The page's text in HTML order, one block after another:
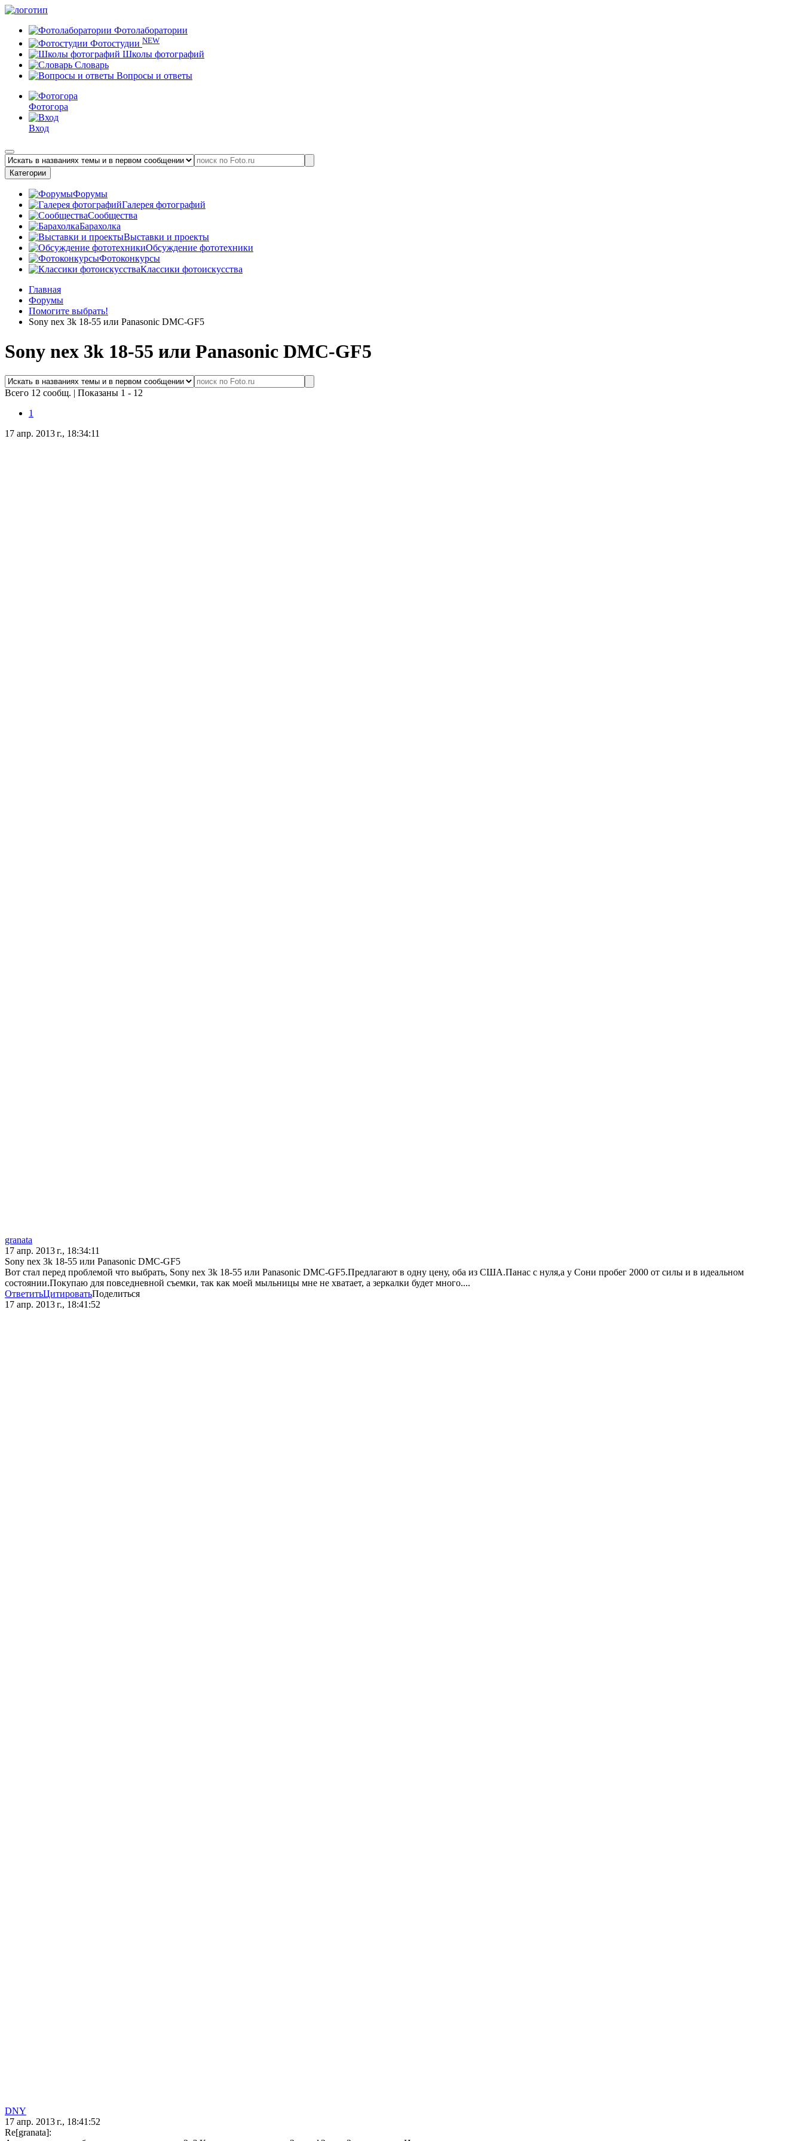
Фотолаборатории
Фотостудии NEW
Школы фотографий
Словарь
Вопросы и ответы
Фотогора
Вход
Категории
Форумы
Галерея фотографий
Сообщества
Барахолка
Выставки и проекты
Обсуждение фототехники
Фотоконкурсы
Классики фотоискусства
Главная
Форумы
Помогите выбрать!
Sony nex 3k 18-55 или Panasonic DMC-GF5
Sony nex 3k 18-55 или Panasonic DMC-GF5
Всего 12 сообщ. | Показаны 1 - 12
1
17 апр. 2013 г., 18:34:11
granata
17 апр. 2013 г., 18:34:11
Sony nex 3k 18-55 или Panasonic DMC-GF5
Вот стал перед проблемой что выбрать, Sony nex 3k 18-55 или Panasonic DMC-GF5.Предлагают в одну цену, оба из США.Панас с нуля,а у Сони пробег 2000 от силы и в идеальном
состоянии.Покупаю для повседневной съемки, так как моей мыльницы мне не хватает, а зеркалки будет много....
ОтветитьЦитироватьПоделиться
17 апр. 2013 г., 18:41:52
DNY
17 апр. 2013 г., 18:41:52
Re[granata]: